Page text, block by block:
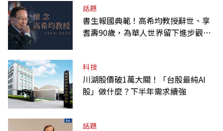
話題
書生報國典範！高希均教授辭世、享
耆壽90歲，為華人世界留下進步觀念
科技
川湖股價破1萬大關！「台股最純AI
股」做什麼？下半年需求續強
話題